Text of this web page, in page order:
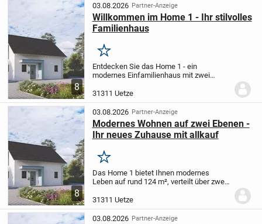
auf die Bedürfnisse...
8
03.08.2026 Partner-Anzeige
Willkommen im Home 1 - Ihr stilvolles
Familienhaus
Merken
Entdecken Sie das Home 1 - ein
modernes Einfamilienhaus mit zwei
entwickelt für die Anforderungen kleiner
Familien.Das Erdgeschoss überzeugt
durch ein offenes...
31311 Uetze
8
03.08.2026 Partner-Anzeige
Modernes Wohnen auf zwei Ebenen -
Ihr neues Zuhause mit allkauf
Merken
Das Home 1 bietet Ihnen modernes
Leben auf rund 124 m², verteilt über zwei
ideal für Paare oder kleine Familien. Im
Erdgeschoss erwartet Sie ein
weitläufiger,...
31311 Uetze
03.08.2026 Partner-Anzeige